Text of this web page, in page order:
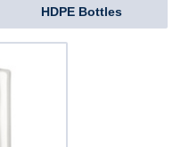
HDPE Bottles